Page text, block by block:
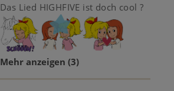
Das Lied HIGHFIVE ist doch cool ?
Mehr anzeigen (3)